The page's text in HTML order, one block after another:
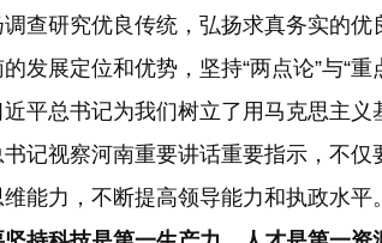
查研究优良传统，弘扬求真务实的
发展定位和优势，坚持“两点论”与“
平总书记为我们树立了用马克思主
记视察河南重要讲话重要指示，不
能力，不断提高领导能力和执政水平。